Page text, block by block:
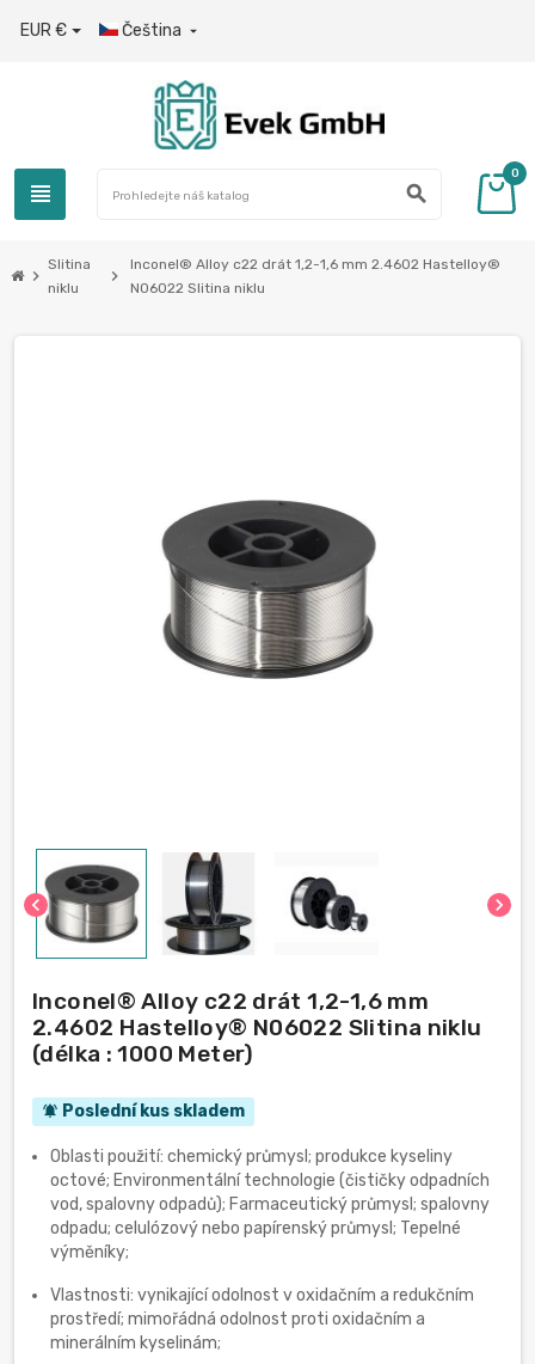
EUR € Čeština 
view_headline search
0
chevron_right
Slitina
niklu
chevron_right
Inconel® Alloy c22 drát 1,2-1,6 mm 2.4602 Hastelloy®
N06022 Slitina niklu
chevron_left chevron_right
Inconel® Alloy c22 drát 1,2-1,6 mm
2.4602 Hastelloy® N06022 Slitina niklu
(délka : 1000 Meter)
notifications_active Poslední kus skladem
Oblasti použití: chemický průmysl; produkce kyseliny
octové; Environmentální technologie (čističky odpadních
vod, spalovny odpadů); Farmaceutický průmysl; spalovny
odpadu; celulózový nebo papírenský průmysl; Tepelné
výměníky;
Vlastnosti: vynikající odolnost v oxidačním a redukčním
prostředí; mimořádná odolnost proti oxidačním a
minerálním kyselinám;